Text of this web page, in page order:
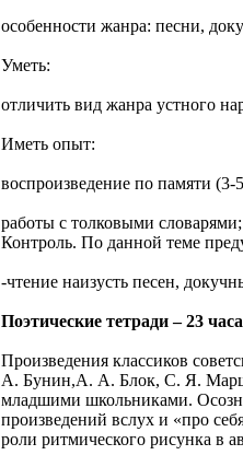
особенности жанра: песни,
Уметь:
отличить вид жанра устного
Иметь опыт:
воспроизведение по памяти
работы с толковыми словарями;
Контроль. По данной теме
-чтение наизусть песен,
Поэтические тетради – 23 часа
Произведения классиков
А. Бунин,А. А. Блок, С. Я.
младшими школьниками.
произведений вслух и «про
роли ритмического рисунка в